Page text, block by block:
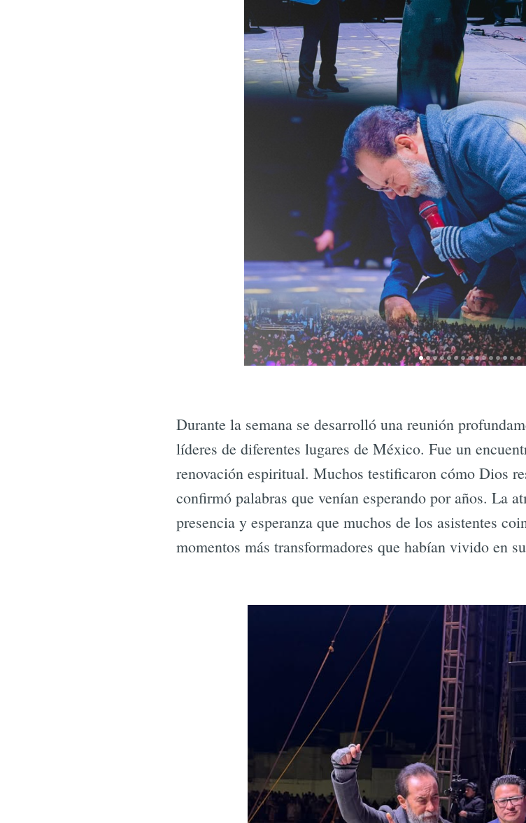
Durante la semana se desarrolló una reunión
líderes de diferentes lugares de México. Fue un
renovación espiritual. Muchos testificaron cómo Dios
confirmó palabras que venían esperando por años. La
presencia y esperanza que muchos de los asistentes
momentos más transformadores que habían vivido en